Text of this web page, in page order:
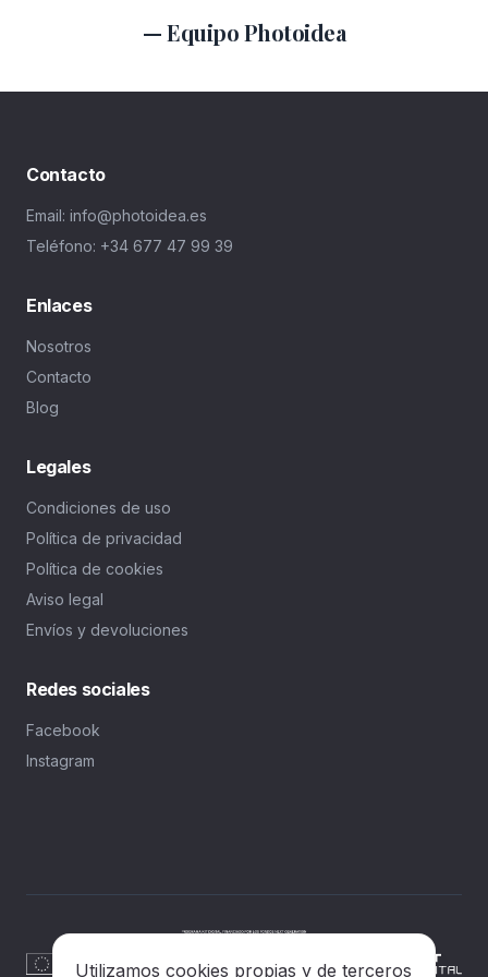
— Equipo Photoidea
Contacto
Email: info@photoidea.es
Teléfono: +34 677 47 99 39
Enlaces
Nosotros
Contacto
Blog
Legales
Condiciones de uso
Política de privacidad
Política de cookies
Aviso legal
Envíos y devoluciones
Redes sociales
Facebook
Instagram
Utilizamos cookies propias y de terceros